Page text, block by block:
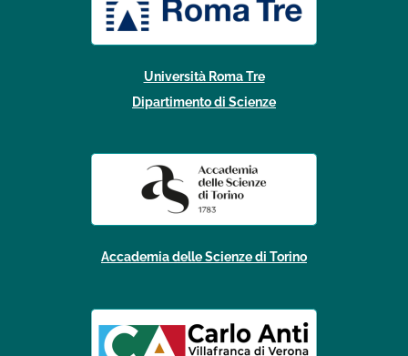
Università Roma Tre
Dipartimento di Scienze
Accademia delle Scienze di Torino